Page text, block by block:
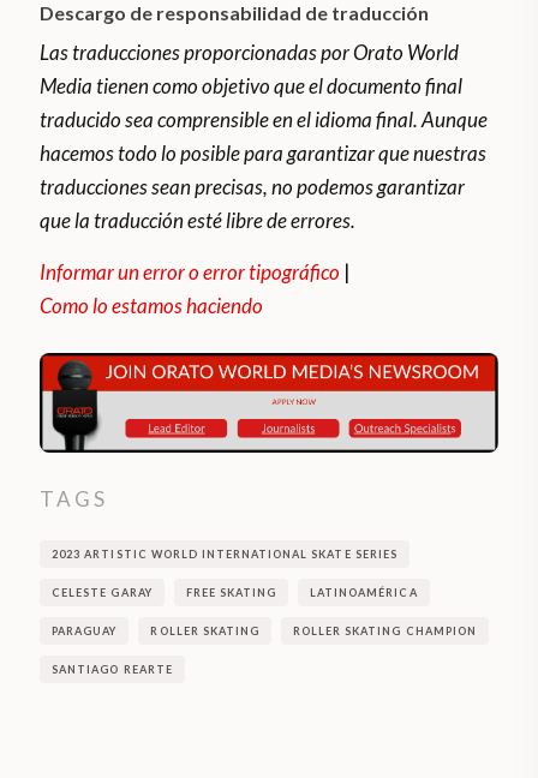
Descargo de responsabilidad de traducción
Las traducciones proporcionadas por Orato World
Media tienen como objetivo que el documento final
traducido sea comprensible en el idioma final. Aunque
hacemos todo lo posible para garantizar que nuestras
traducciones sean precisas, no podemos garantizar
que la traducción esté libre de errores.
Informar un error o error tipográfico |
Como lo estamos haciendo
TAGS
2023 ARTISTIC WORLD INTERNATIONAL SKATE SERIES
CELESTE GARAY FREE SKATING LATINOAMÉRICA
PARAGUAY ROLLER SKATING ROLLER SKATING CHAMPION
SANTIAGO REARTE